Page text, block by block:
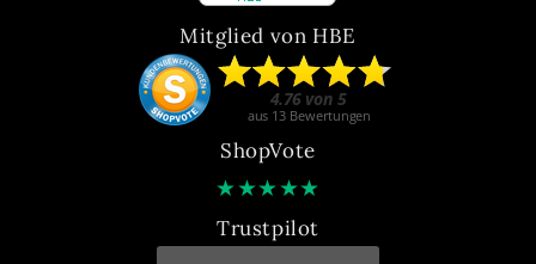
Mitglied von HBE
ShopVote
★★★★★
Trustpilot